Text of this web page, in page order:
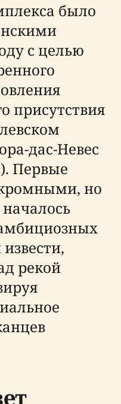
было
с целью
присутствия
дас-Невес
Первые
но
рекой